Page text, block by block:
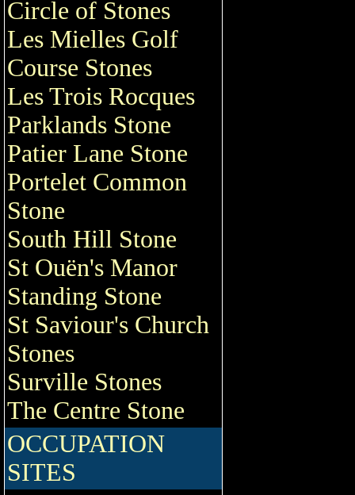
Circle of Stones
Les Mielles Golf
Course Stones
Les Trois Rocques
Parklands Stone
Patier Lane Stone
Portelet Common
Stone
South Hill Stone
St Ouën's Manor
Standing Stone
St Saviour's Church
Stones
Surville Stones
The Centre Stone
OCCUPATION
SITES